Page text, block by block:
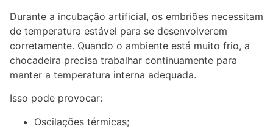
Durante a incubação artificial, os embriões necessitam
de temperatura estável para se desenvolverem
corretamente. Quando o ambiente está muito frio, a
chocadeira precisa trabalhar continuamente para
manter a temperatura interna adequada.
Isso pode provocar:
Oscilações térmicas;